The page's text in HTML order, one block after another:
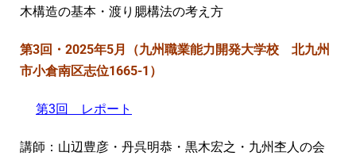
木構造の基本・渡り腮構法の考え方
第3回・2025年5月（九州職業能力開発大学校 北九州
市小倉南区志位1665-1）
第3回 レポート
講師：山辺豊彦・丹呉明恭・黒木宏之・九州杢人の会